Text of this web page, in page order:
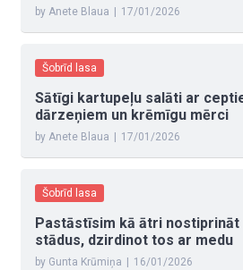
by Anete Blaua 17/01/2026
Šobrīd lasa
Sātīgi kartupeļu salāti ar
dārzeņiem un krēmīgu mērci
by Anete Blaua 17/01/2026
Šobrīd lasa
Pastāstīsim kā ātri nostiprināt
stādus, dzirdinot tos ar medu
by Gunta Krūmiņa 16/01/2026